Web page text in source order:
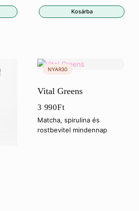
Kosárba
Vital Greens
3 990Ft
Matcha, spirulina és
rostbevitel mindennap